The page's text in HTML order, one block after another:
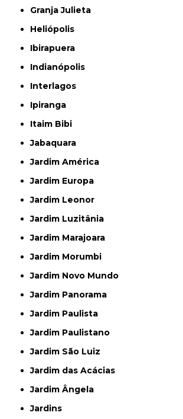
Granja Julieta
Heliópolis
Ibirapuera
Indianópolis
Interlagos
Ipiranga
Itaim Bibi
Jabaquara
Jardim América
Jardim Europa
Jardim Leonor
Jardim Luzitânia
Jardim Marajoara
Jardim Morumbi
Jardim Novo Mundo
Jardim Panorama
Jardim Paulista
Jardim Paulistano
Jardim São Luiz
Jardim das Acácias
Jardim Ângela
Jardins